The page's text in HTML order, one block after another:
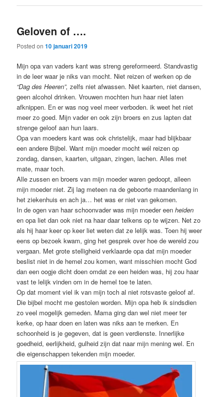
Geloven of ….
Posted on10 januari 2019
Mijn opa van vaders kant was streng gereformeerd. Standvastig
in de leer waar je niks van mocht. Niet reizen of werken op de
“Dag des Heeren”,zelfs niet afwassen. Niet kaarten, niet dansen,
geen alcohol drinken. Vrouwen mochten hun haar niet laten
afknippen. En er was nog veel meer verboden. ik weet het niet
meer zo goed. Mijn vader en ook zijn broers en zus lapten dat
strenge geloof aan hun laars.
Opa van moeders kant was ook christelijk, maar had blijkbaar
een andere Bijbel. Want mijn moeder mocht wél reizen op
zondag, dansen, kaarten, uitgaan, zingen, lachen. Alles met
mate, maar toch.
Alle zussen en broers van mijn moeder waren gedoopt, alleen
mijn moeder niet. Zij lag meteen na de geboorte maandenlang in
het ziekenhuis en ach ja… het was er niet van gekomen.
In de ogen van haar schoonvader was mijn moeder eenheiden
en opa liet dan ook niet na haar daar telkens op te wijzen. Net zo
als hij haar keer op keer liet weten dat ze lelijk was. Toen hij weer
eens op bezoek kwam, ging het gesprek over hoe de wereld zou
vergaan. Met grote stelligheid verklaarde opa dat mijn moeder
beslist niet in de hemel zou komen, want misschien mocht God
dan een oogje dicht doen omdat ze een heiden was, hij zou haar
vast te lelijk vinden om in de hemel toe te laten.
Op dat moment viel ik van mijn toch al niet rotsvaste geloof af.
Die bijbel mocht me gestolen worden. Mijn opa heb ik sindsdien
zo veel mogelijk gemeden. Mama ging dan wel niet meer ter
kerke, op haar doen en laten was niks aan te merken. En
schoonheid is je gegeven, dat is geen verdienste. Innerlijke
goedheid, eerlijkheid, gulheid zijn dat naar mijn mening wel. En
die eigenschappen tekenden mijn moeder.